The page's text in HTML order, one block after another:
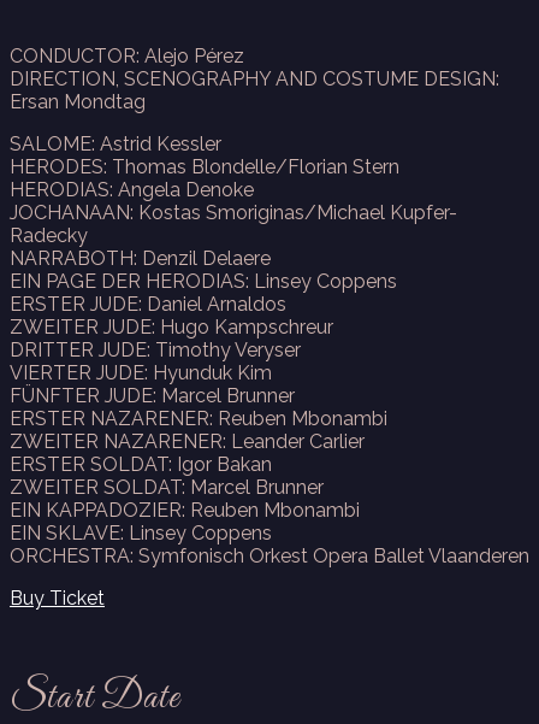
CONDUCTOR: Alejo Pérez
DIRECTION, SCENOGRAPHY AND COSTUME DESIGN:
Ersan Mondtag
SALOME: Astrid Kessler
HERODES: Thomas Blondelle/Florian Stern
HERODIAS: Angela Denoke
JOCHANAAN: Kostas Smoriginas/Michael Kupfer-
Radecky
NARRABOTH: Denzil Delaere
EIN PAGE DER HERODIAS: Linsey Coppens
ERSTER JUDE: Daniel Arnaldos
ZWEITER JUDE: Hugo Kampschreur
DRITTER JUDE: Timothy Veryser
VIERTER JUDE: Hyunduk Kim
FÜNFTER JUDE: Marcel Brunner
ERSTER NAZARENER: Reuben Mbonambi
ZWEITER NAZARENER: Leander Carlier
ERSTER SOLDAT: Igor Bakan
ZWEITER SOLDAT: Marcel Brunner
EIN KAPPADOZIER: Reuben Mbonambi
EIN SKLAVE: Linsey Coppens
ORCHESTRA: Symfonisch Orkest Opera Ballet Vlaanderen
Buy Ticket
Start Date